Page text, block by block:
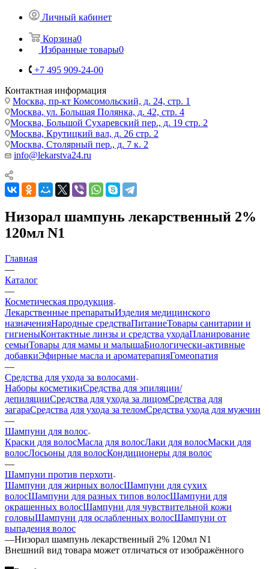
Личный кабинет
Корзина0
Избранные товары0
+7 495 909-24-00
Контактная информация
Москва, пр-кт Комсомольский, д. 24, стр. 1
Москва, ул. Большая Полянка, д. 42, стр. 4
Москва, Большой Сухаревский пер., д. 19 стр. 2
Москва, Крутицкий вал, д. 26 стр. 2
Москва, Столярный пер., д. 7 к. 2
info@lekarstva24.ru
Низорал шампунь лекарственный 2%
120мл N1
Главная
—
Каталог
—
Косметическая продукция
Лекарственные препаратыИзделия медицинского
назначенияНародные средстваПитаниеТовары санитарии и
гигиеныКонтактные линзы и средства уходаПланирование
семьиТовары для мамы и малышаБиологически-активные
добавкиЭфирные масла и ароматерапияГомеопатия
—
Средства для ухода за волосами
Наборы косметикиСредства для эпиляции/
депиляцииСредства для ухода за лицомСредства для
загараСредства для ухода за теломСредства ухода для мужчин
—
Шампуни для волос
Краски для волосМасла для волосЛаки для волосМаски для
волосЛосьоны для волосКондиционеры для волос
—
Шампуни против перхоти
Шампуни для жирных волосШампуни для сухих
волосШампуни для разных типов волосШампуни для
окрашенных волосШампуни для чувствительной кожи
головыШампуни для ослабленных волосШампуни от
выпадения волос
—Низорал шампунь лекарственный 2% 120мл N1
Bнешний вид товара может отличаться от изображённого